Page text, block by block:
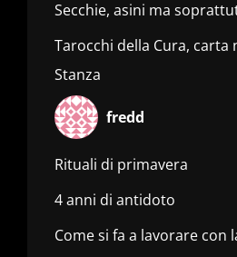
Secchie, asini ma
Tarocchi della Cura, carta
Stanza
fredd
Rituali di primavera
4 anni di antidoto
Come si fa a lavorare con